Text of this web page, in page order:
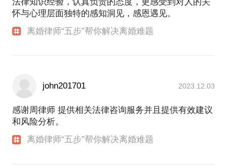
怀与心理层面独特的感知洞见，感恩遇见。
离婚律师“五步”帮你解决离婚难题
john201701 2023.12.03
感谢周律师 提供相关法律咨询服务并且提供有效建议
和风险分析。
离婚律师“五步”帮你解决离婚难题